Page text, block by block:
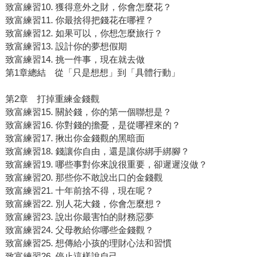
致富練習10. 獲得意外之財，你會怎麼花？
致富練習11. 你最捨得把錢花在哪裡？
致富練習12. 如果可以，你想怎麼旅行？
致富練習13. 設計你的夢想假期
致富練習14. 挑一件事，現在就去做
第1章總結 從「只是想想」到「具體行動」
第2章 打掉重練金錢觀
致富練習15. 關於錢，你的第一個聯想是？
致富練習16. 你對錢的擔憂，是從哪裡來的？
致富練習17. 揪出你金錢觀的黑暗面
致富練習18. 錢讓你自由，還是讓你綁手綁腳？
致富練習19. 哪些事對你來說很重要，卻遲遲沒做？
致富練習20. 那些你不敢說出口的金錢觀
致富練習21. 十年前捨不得，現在呢？
致富練習22. 別人花大錢，你會怎麼想？
致富練習23. 說出你最害怕的財務惡夢
致富練習24. 父母教給你哪些金錢觀？
致富練習25. 想傳給小孩的理財心法和習慣